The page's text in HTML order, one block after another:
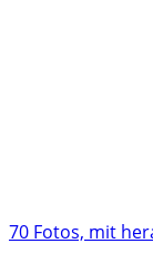
70 Fotos, mit